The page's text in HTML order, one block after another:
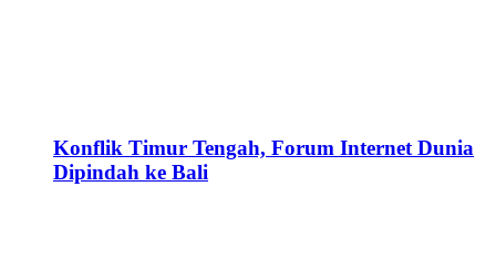
Konflik Timur Tengah, Forum Internet Dunia
Dipindah ke Bali